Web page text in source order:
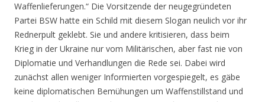
Waffenlieferungen.“ Die Vorsitzende der neugegründeten
Partei BSW hatte ein Schild mit diesem Slogan neulich vor ihr
Rednerpult geklebt. Sie und andere kritisieren, dass beim
Krieg in der Ukraine nur vom Militärischen, aber fast nie von
Diplomatie und Verhandlungen die Rede sei. Dabei wird
zunächst allen weniger Informierten vorgespiegelt, es gäbe
keine diplomatischen Bemühungen um Waffenstillstand und